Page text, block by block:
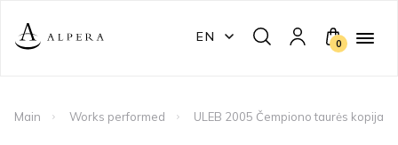
EN 0
Main Works performed ULEB 2005 Čempiono taurės kopija